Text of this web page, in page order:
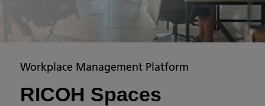
Workplace Management Platform
RICOH Spaces